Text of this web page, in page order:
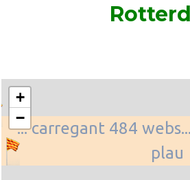
... carregant 484
plau
+
−